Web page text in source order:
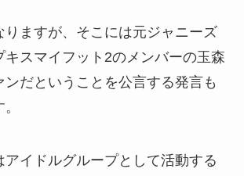
りますが、そこには元ジャニーズ
キスマイフット2のメンバーの玉森
だということを公言する発言も
アイドルグループとして活動する